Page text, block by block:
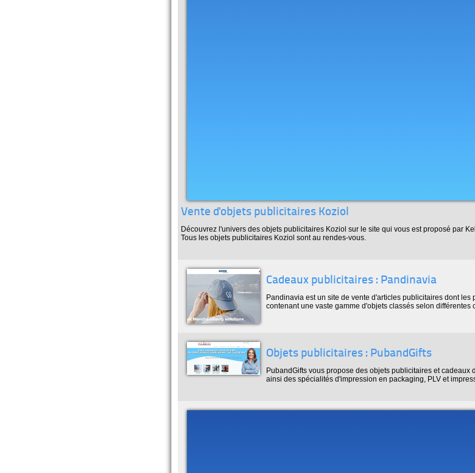
Vente d'objets publicitaires Koziol
Découvrez l'univers des objets publicitaires Koziol sur le site qui vous est proposé par
Tous les objets publicitaires Koziol sont au rendes-vous.
Cadeaux publicitaires : Pandinavia
Pandinavia est un site de vente d'articles publicitaires dont
contenant une vaste gamme d'objets classés selon différentes
Objets publicitaires : PubandGifts
PubandGifts vous propose des objets publicitaires et cadeaux
ainsi des spécialités d'impression en packaging, PLV et